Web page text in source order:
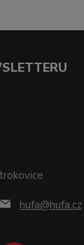
hufa@hufa.cz